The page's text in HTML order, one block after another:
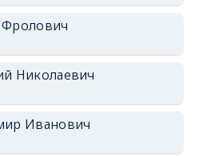
Николаевич
Иванович